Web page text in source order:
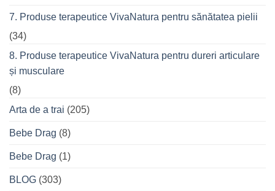
7. Produse terapeutice VivaNatura pentru sănătatea pielii
(34)
8. Produse terapeutice VivaNatura pentru dureri articulare
și musculare
(8)
Arta de a trai (205)
Bebe Drag (8)
Bebe Drag (1)
BLOG (303)